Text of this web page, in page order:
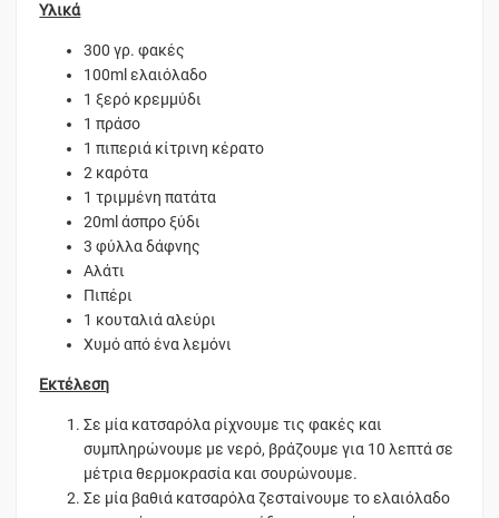
Υλικά
300 γρ. φακές
100ml ελαιόλαδο
1 ξερό κρεμμύδι
1 πράσο
1 πιπεριά κίτρινη κέρατο
2 καρότα
1 τριμμένη πατάτα
20ml άσπρο ξύδι
3 φύλλα δάφνης
Αλάτι
Πιπέρι
1 κουταλιά αλεύρι
Χυμό από ένα λεμόνι
Εκτέλεση
Σε μία κατσαρόλα ρίχνουμε τις φακές και
συμπληρώνουμε με νερό, βράζουμε για 10 λεπτά σε
μέτρια θερμοκρασία και σουρώνουμε.
Σε μία βαθιά κατσαρόλα ζεσταίνουμε το ελαιόλαδο